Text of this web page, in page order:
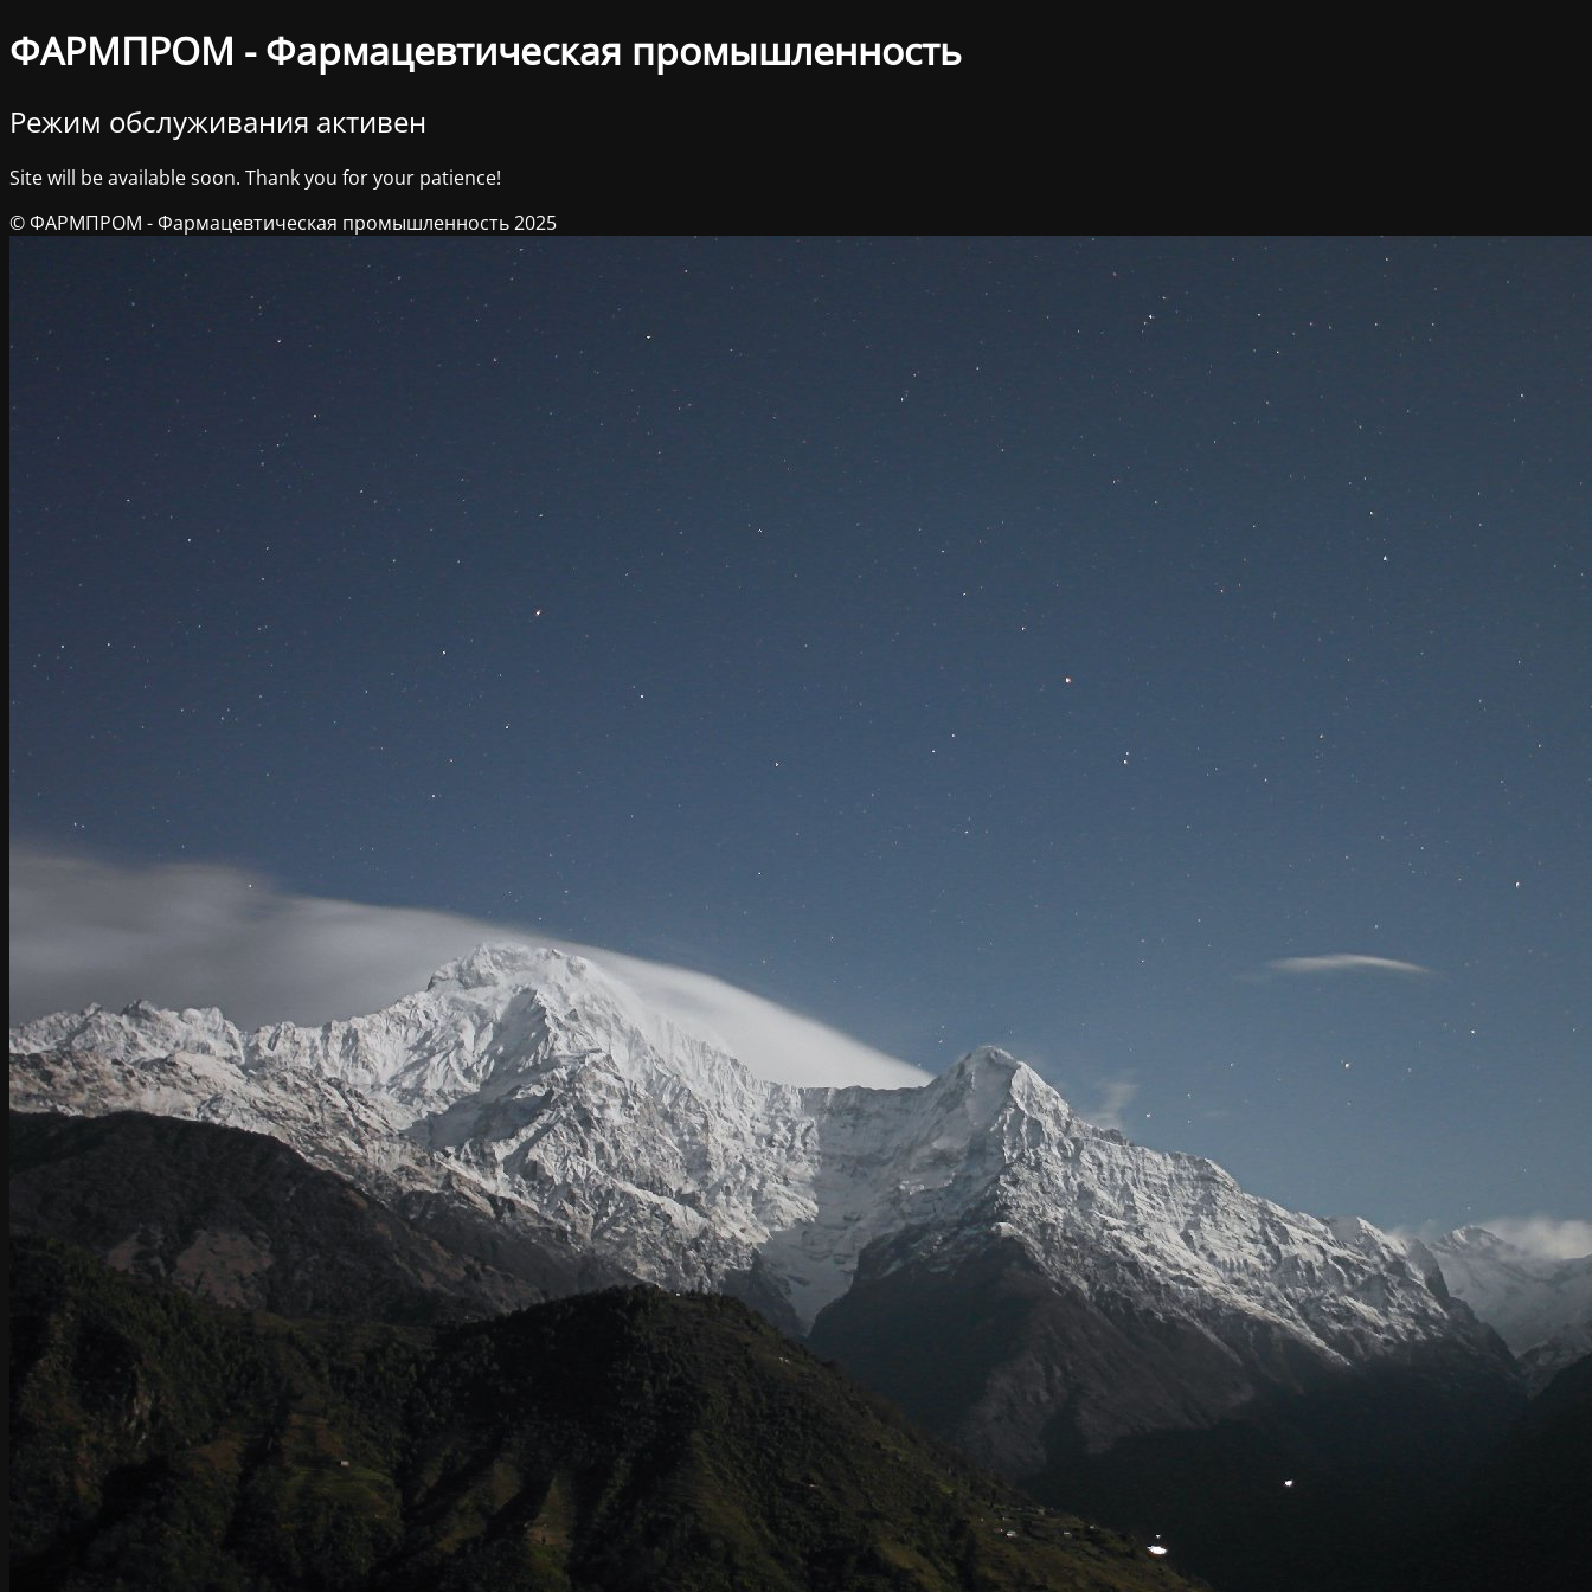
ФАРМПРОМ - Фармацевтическая промышленность
Режим обслуживания активен
Site will be available soon. Thank you for your patience!
© ФАРМПРОМ - Фармацевтическая промышленность 2025